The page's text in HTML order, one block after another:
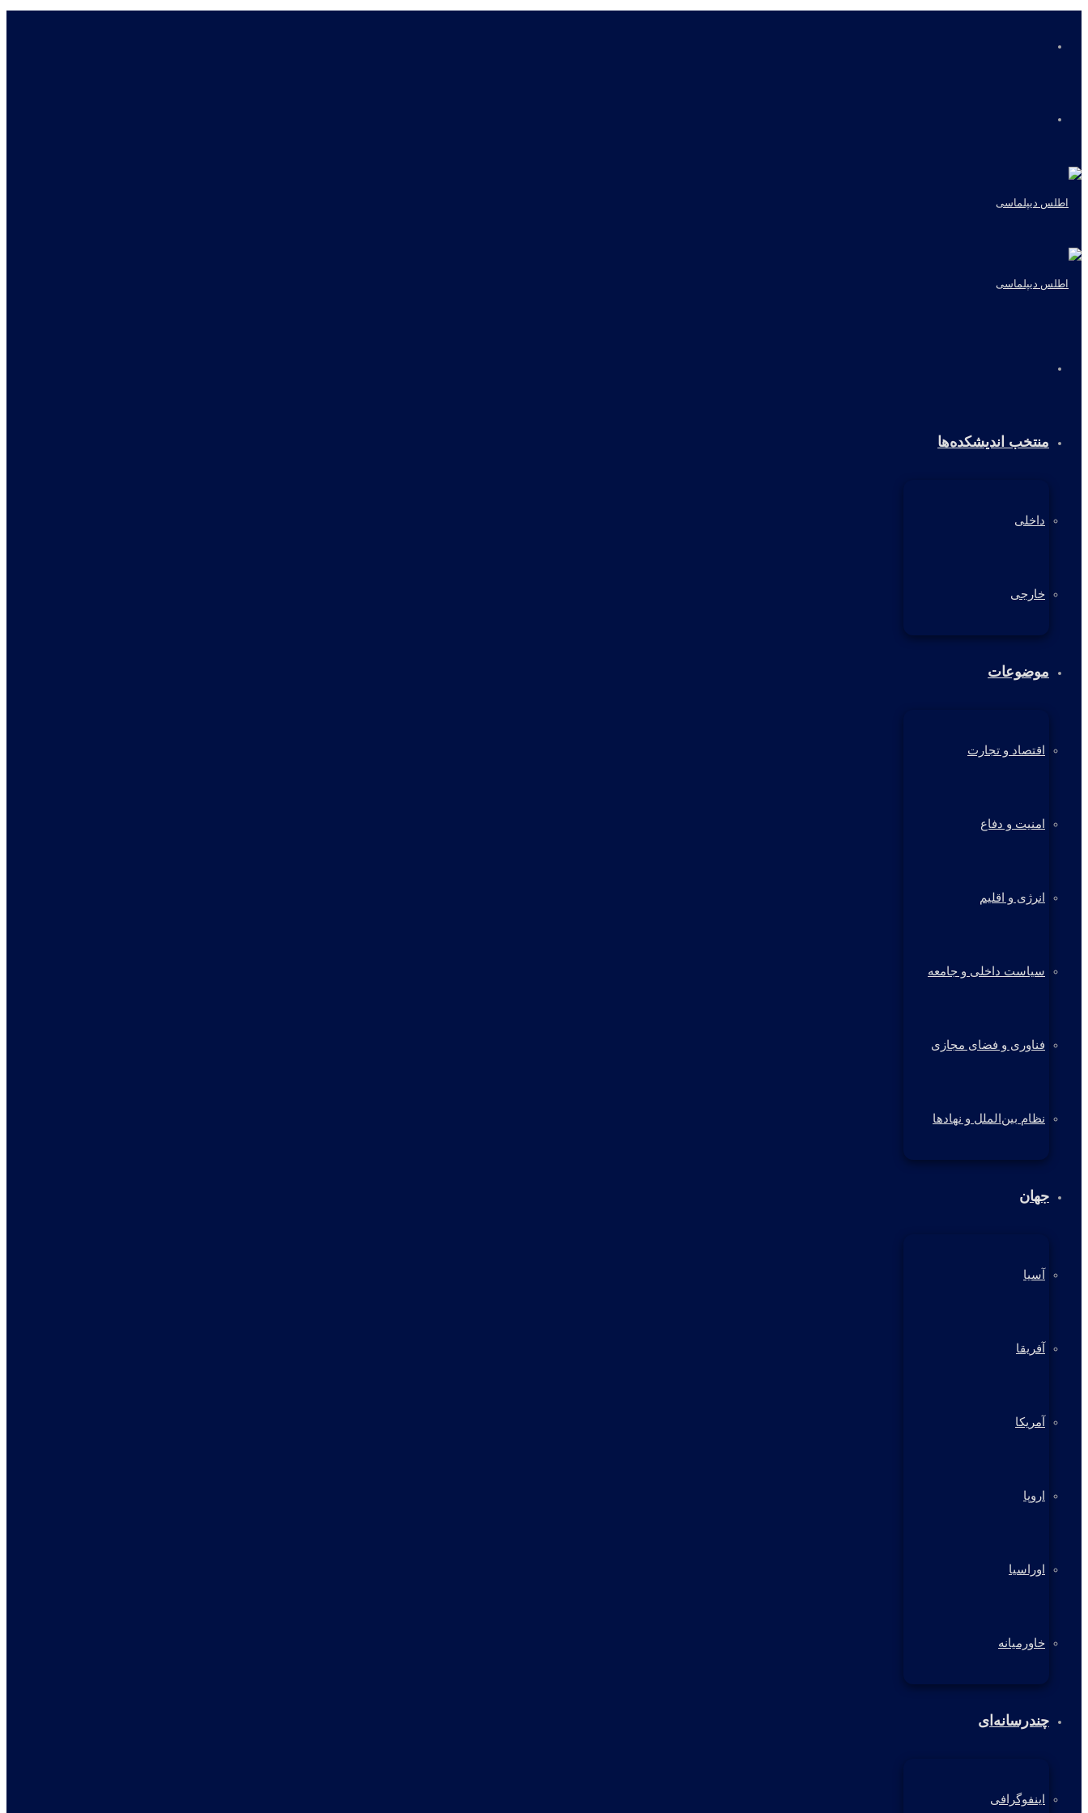
منتخب اندیشکده‌ها
داخلی
خارجی
موضوعات
اقتصاد و تجارت
امنیت و دفاع
انرژی و اقلیم
سیاست داخلی و جامعه
فناوری و فضای مجازی
نظام بین‌الملل و نهادها
جهان
آسیا
آفریقا
آمریکا
اروپا
اوراسیا
خاورمیانه
چندرسانه‌ای
اینفوگرافی